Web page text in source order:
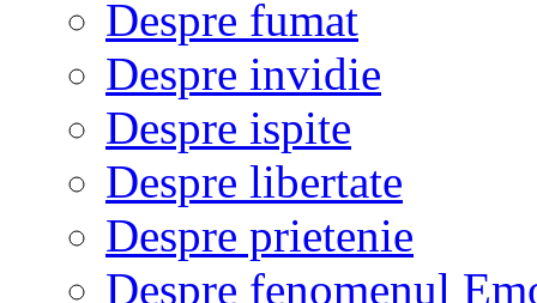
Despre fumat
Despre invidie
Despre ispite
Despre libertate
Despre prietenie
Despre fenomenul